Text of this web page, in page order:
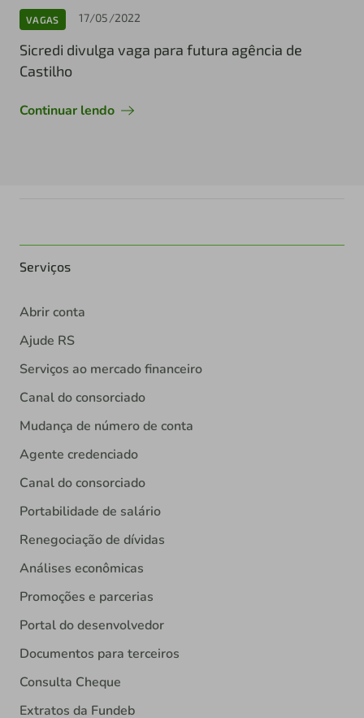
VAGAS 17/05/2022
Sicredi divulga vaga para futura agência de
Castilho
Continuar lendo
Serviços
Abrir conta
Ajude RS
Serviços ao mercado financeiro
Canal do consorciado
Mudança de número de conta
Agente credenciado
Canal do consorciado
Portabilidade de salário
Renegociação de dívidas
Análises econômicas
Promoções e parcerias
Portal do desenvolvedor
Documentos para terceiros
Consulta Cheque
Extratos da Fundeb